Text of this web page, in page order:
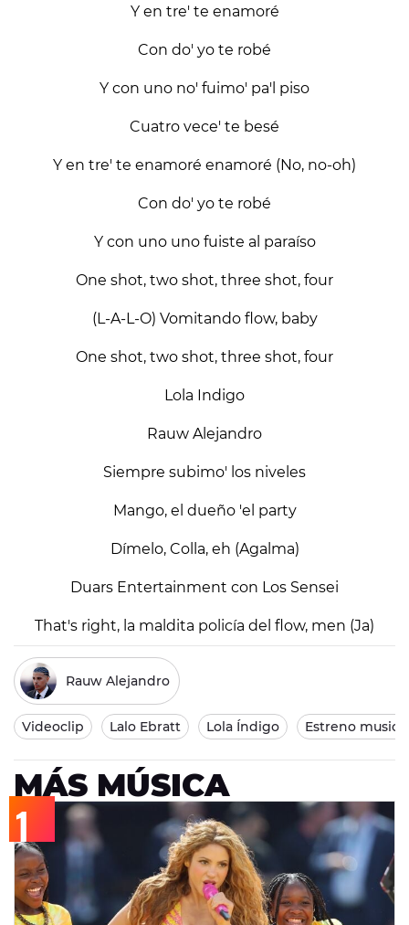
Y en tre' te enamoré
Con do' yo te robé
Y con uno no' fuimo' pa'l piso
Cuatro vece' te besé
Y en tre' te enamoré enamoré (No, no-oh)
Con do' yo te robé
Y con uno uno fuiste al paraíso
One shot, two shot, three shot, four
(L-A-L-O) Vomitando flow, baby
One shot, two shot, three shot, four
Lola Indigo
Rauw Alejandro
Siempre subimo' los niveles
Mango, el dueño 'el party
Dímelo, Colla, eh (Agalma)
Duars Entertainment con Los Sensei
That's right, la maldita policía del flow, men (Ja)
Rauw Alejandro
Videoclip Lalo Ebratt Lola Índigo Estreno musical
MÁS MÚSICA